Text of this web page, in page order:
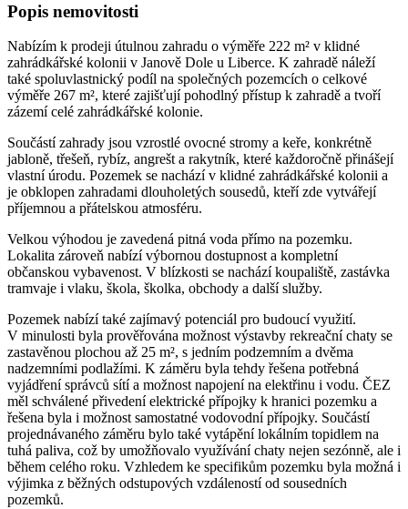
Popis nemovitosti
Nabízím k prodeji útulnou zahradu o výměře 222 m² v klidné
zahrádkářské kolonii v Janově Dole u Liberce. K zahradě náleží
také spoluvlastnický podíl na společných pozemcích o celkové
výměře 267 m², které zajišťují pohodlný přístup k zahradě a tvoří
zázemí celé zahrádkářské kolonie.
Součástí zahrady jsou vzrostlé ovocné stromy a keře, konkrétně
jabloně, třešeň, rybíz, angrešt a rakytník, které každoročně přinášejí
vlastní úrodu. Pozemek se nachází v klidné zahrádkářské kolonii a
je obklopen zahradami dlouholetých sousedů, kteří zde vytvářejí
příjemnou a přátelskou atmosféru.
Velkou výhodou je zavedená pitná voda přímo na pozemku.
Lokalita zároveň nabízí výbornou dostupnost a kompletní
občanskou vybavenost. V blízkosti se nachází koupaliště, zastávka
tramvaje i vlaku, škola, školka, obchody a další služby.
Pozemek nabízí také zajímavý potenciál pro budoucí využití.
V minulosti byla prověřována možnost výstavby rekreační chaty se
zastavěnou plochou až 25 m², s jedním podzemním a dvěma
nadzemními podlažími. K záměru byla tehdy řešena potřebná
vyjádření správců sítí a možnost napojení na elektřinu i vodu. ČEZ
měl schválené přivedení elektrické přípojky k hranici pozemku a
řešena byla i možnost samostatné vodovodní přípojky. Součástí
projednávaného záměru bylo také vytápění lokálním topidlem na
tuhá paliva, což by umožňovalo využívání chaty nejen sezónně, ale i
během celého roku. Vzhledem ke specifikům pozemku byla možná i
výjimka z běžných odstupových vzdáleností od sousedních
pozemků.